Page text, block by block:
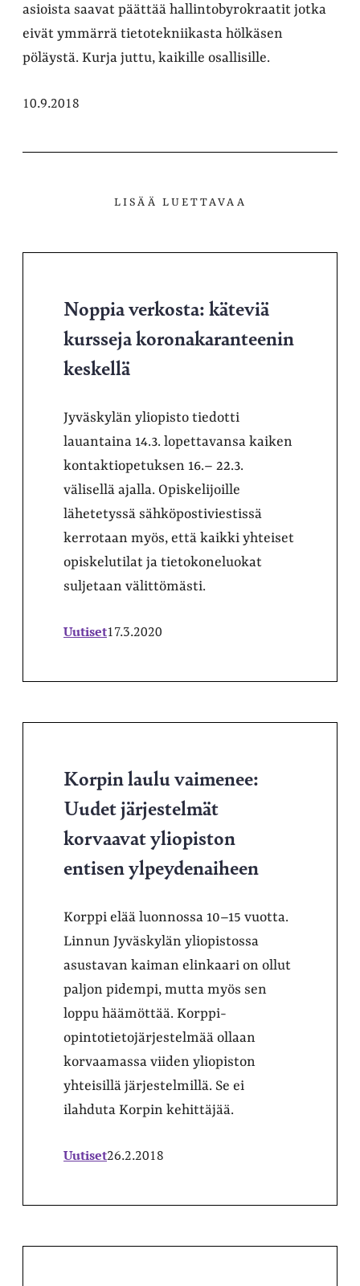
asioista saavat päättää hallintobyrokraatit jotka
eivät ymmärrä tietotekniikasta hölkäsen
pöläystä. Kurja juttu, kaikille osallisille.
10.9.2018
LISÄÄ LUETTAVAA
Noppia verkosta: käteviä
kursseja koronakaranteenin
keskellä
Jyväskylän yliopisto tiedotti
lauantaina 14.3. lopettavansa kaiken
kontaktiopetuksen 16.– 22.3.
välisellä ajalla. Opiskelijoille
lähetetyssä sähköpostiviestissä
kerrotaan myös, että kaikki yhteiset
opiskelutilat ja tietokoneluokat
suljetaan välittömästi.
Uutiset17.3.2020
Korpin laulu vaimenee:
Uudet järjestelmät
korvaavat yliopiston
entisen ylpeydenaiheen
Korppi elää luonnossa 10–15 vuotta.
Linnun Jyväskylän yliopistossa
asustavan kaiman elinkaari on ollut
paljon pidempi, mutta myös sen
loppu häämöttää. Korppi-
opintotietojärjestelmää ollaan
korvaamassa viiden yliopiston
yhteisillä järjestelmillä. Se ei
ilahduta Korpin kehittäjää.
Uutiset26.2.2018